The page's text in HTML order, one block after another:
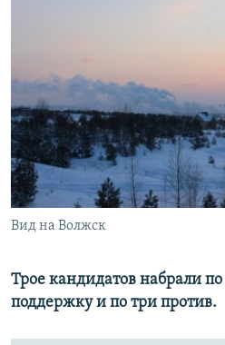
РАСПИСАНИЕ ВЕЩАНИЯ
ПОДПИШИТЕСЬ НА
СОЦИАЛЬНЫЕ СЕТИ
Все сайты РСЕ/РС
Вид на Волжск
Трое кандидатов набрали по
поддержку и по три против.